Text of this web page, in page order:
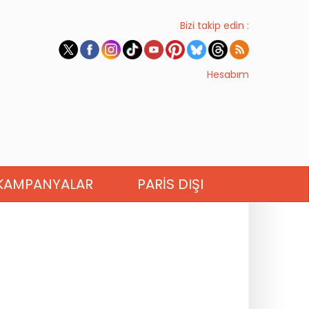
Bizi takip edin :
Hesabım
PARIS DIŞI